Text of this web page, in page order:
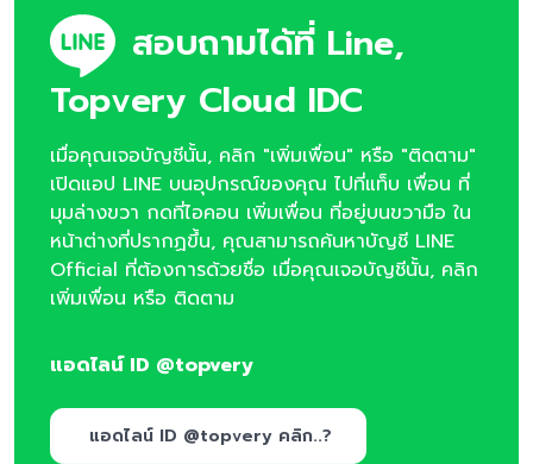
สอบถามได้ที่ Line,
Topvery Cloud IDC
เมื่อคุณเจอบัญชีนั้น, คลิก "เพิ่มเพื่อน" หรือ "ติดตาม"
เปิดแอป LINE บนอุปกรณ์ของคุณ ไปที่แท็บ เพื่อน ที่
มุมล่างขวา กดที่ไอคอน เพิ่มเพื่อน ที่อยู่บนขวามือ ใน
หน้าต่างที่ปรากฏขึ้น, คุณสามารถค้นหาบัญชี LINE
Official ที่ต้องการด้วยชื่อ เมื่อคุณเจอบัญชีนั้น, คลิก
เพิ่มเพื่อน หรือ ติดตาม
แอดไลน์ ID @topvery
แอดไลน์ ID @topvery คลิก..?